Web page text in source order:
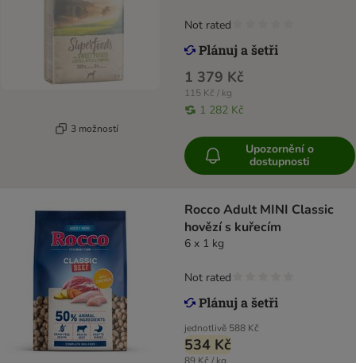
3 možností
1 379 Kč
115 Kč / kg
1 282 Kč
Not rated
Upozornění o
dostupnosti
Rocco Adult MINI Classic
hovězí s kuřecím
6 x 1 kg
jednotlivě 588 Kč
534 Kč
Not rated